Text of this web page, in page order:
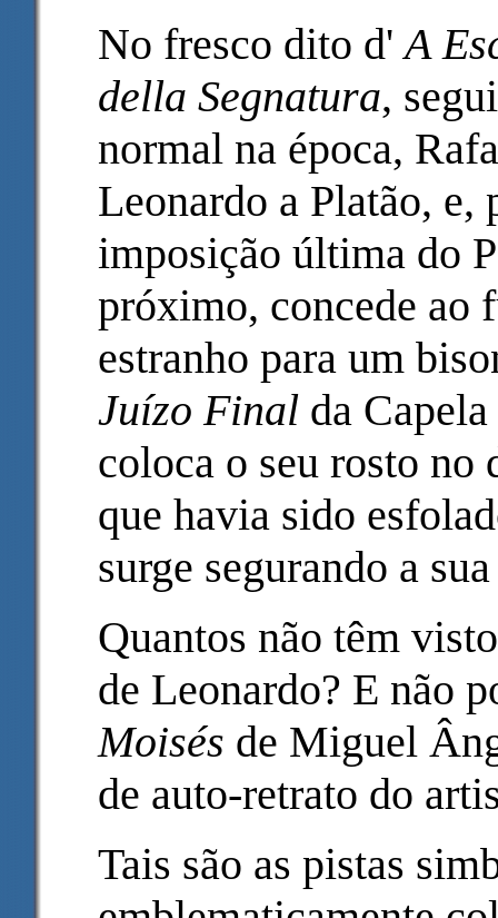
No fresco dito d'A
della Segnatura,
normal na época,
Leonardo a Platão, e,
imposição última do
próximo, concede ao
estranho para um
Juízo Final da
coloca o seu rosto no
que havia sido
surge segurando a
Quantos não têm
de Leonardo? E não
Moisés de Miguel
de auto-retrato do
Tais são as pistas